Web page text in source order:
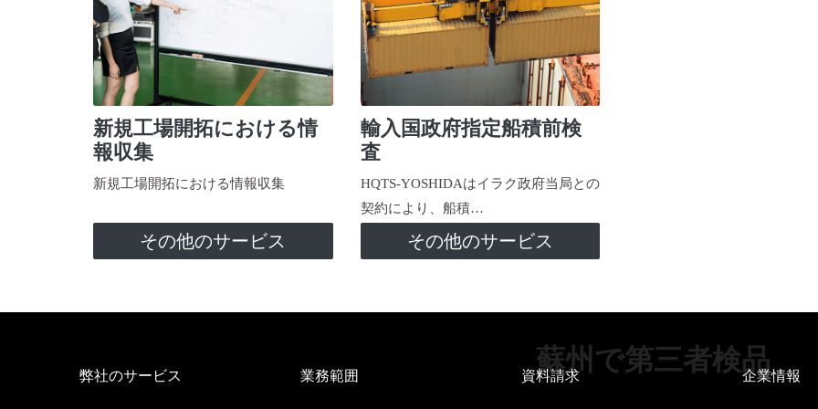
新規工場開拓における情
報収集
新規工場開拓における情報収集
その他のサービス
輸入国政府指定船積前検
査
HQTS-YOSHIDAはイラク政府当局との
契約により、船積…
その他のサービス
蘇州で第三者検品
弊社のサービス 業務範囲 資料請求 企業情報